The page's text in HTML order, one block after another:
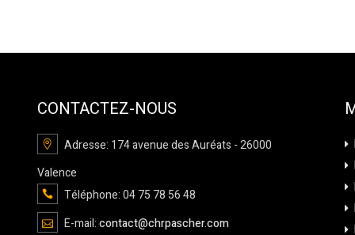
CONTACTEZ-NOUS
Adresse: 174 avenue des Auréats - 26000
Valence
Téléphone: 04 75 78 56 48
E-mail:contact@chrpascher.com